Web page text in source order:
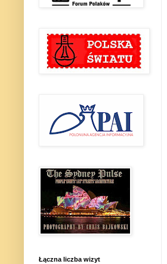
Łączna liczba wizyt